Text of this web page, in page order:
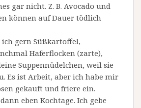
gar nicht. Z. B. Avocado und
können auf Dauer tödlich
ich gern Süßkartoffel,
Haferflocken (zarte),
Suppennüdelchen, weil sie
Es ist Arbeit, aber ich habe mir
gekauft und friere ein.
eben Kochtage. Ich gebe